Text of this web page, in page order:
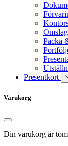
Packa
Presentkort
Varukorg
Din varukorg är